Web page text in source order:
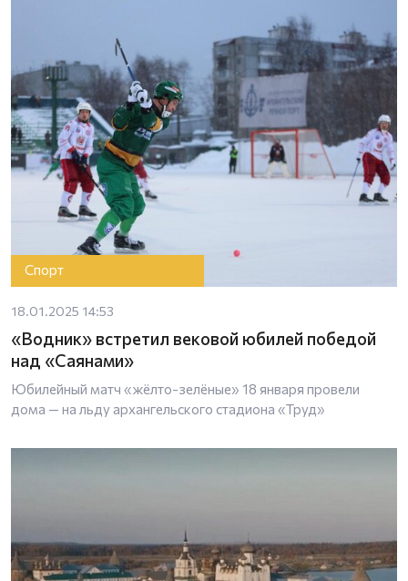
Спорт
18.01.2025 14:53
«Водник» встретил вековой юбилей победой
над «Саянами»
Юбилейный матч «жёлто-зелёные» 18 января провели
дома — на льду архангельского стадиона «Труд»